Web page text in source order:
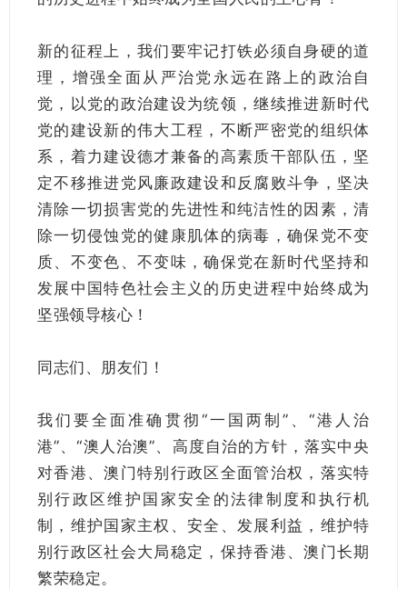
新的征程上，我们要牢记打铁必须自身硬的道
理，增强全面从严治党永远在路上的政治自
觉，以党的政治建设为统领，继续推进新时代
党的建设新的伟大工程，不断严密党的组织体
系，着力建设德才兼备的高素质干部队伍，坚
定不移推进党风廉政建设和反腐败斗争，坚决
清除一切损害党的先进性和纯洁性的因素，清
除一切侵蚀党的健康肌体的病毒，确保党不变
质、不变色、不变味，确保党在新时代坚持和
发展中国特色社会主义的历史进程中始终成为
坚强领导核心！
同志们、朋友们！
我们要全面准确贯彻“一国两制”、“港人治
港”、“澳人治澳”、高度自治的方针，落实中央
对香港、澳门特别行政区全面管治权，落实特
别行政区维护国家安全的法律制度和执行机
制，维护国家主权、安全、发展利益，维护特
别行政区社会大局稳定，保持香港、澳门长期
繁荣稳定。